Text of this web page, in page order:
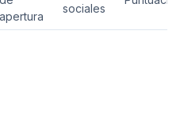
apertura
sociales